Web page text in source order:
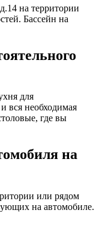
на территории
Бассейн на
для
вся необходимая
где вы
на
или рядом
на автомобиле.